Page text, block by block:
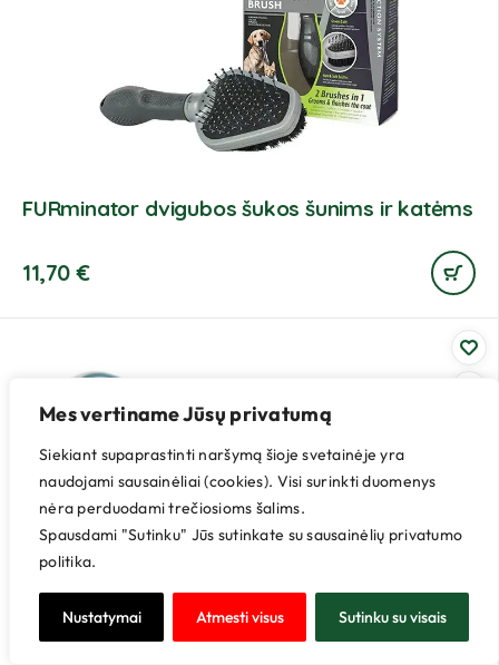
Mes vertiname Jūsų privatumą
Siekiant supaprastinti naršymą šioje svetainėje yra
naudojami sausainėliai (cookies). Visi surinkti duomenys
nėra perduodami trečiosioms šalims.
Spausdami "Sutinku" Jūs sutinkate su sausainėlių privatumo
politika.
Nustatymai Atmesti visus Sutinku su visais
FURminator dvigubos šukos šunims ir katėms
11,70€